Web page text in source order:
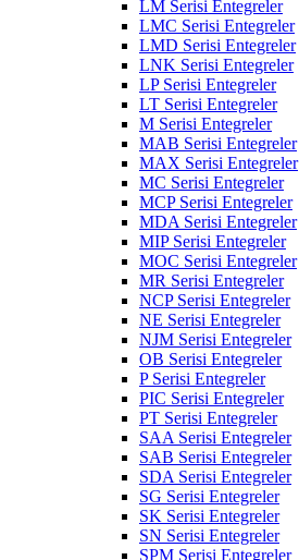
LM Serisi Entegreler
LMC Serisi Entegreler
LMD Serisi Entegreler
LNK Serisi Entegreler
LP Serisi Entegreler
LT Serisi Entegreler
M Serisi Entegreler
MAB Serisi Entegreler
MAX Serisi Entegreler
MC Serisi Entegreler
MCP Serisi Entegreler
MDA Serisi Entegreler
MIP Serisi Entegreler
MOC Serisi Entegreler
MR Serisi Entegreler
NCP Serisi Entegreler
NE Serisi Entegreler
NJM Serisi Entegreler
OB Serisi Entegreler
P Serisi Entegreler
PIC Serisi Entegreler
PT Serisi Entegreler
SAA Serisi Entegreler
SAB Serisi Entegreler
SDA Serisi Entegreler
SG Serisi Entegreler
SK Serisi Entegreler
SN Serisi Entegreler
SPM Serisi Entegreler